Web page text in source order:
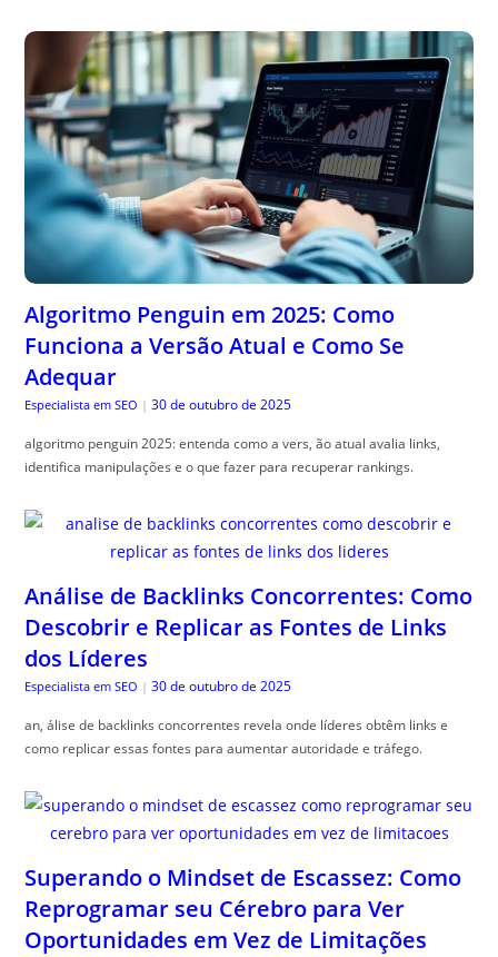
Algoritmo Penguin em 2025: Como
Funciona a Versão Atual e Como Se
Adequar
Especialista em SEO | 30 de outubro de 2025
algoritmo penguin 2025: entenda como a vers, ão atual avalia links,
identifica manipulações e o que fazer para recuperar rankings.
Análise de Backlinks Concorrentes: Como
Descobrir e Replicar as Fontes de Links
dos Líderes
Especialista em SEO | 30 de outubro de 2025
an, álise de backlinks concorrentes revela onde líderes obtêm links e
como replicar essas fontes para aumentar autoridade e tráfego.
Superando o Mindset de Escassez: Como
Reprogramar seu Cérebro para Ver
Oportunidades em Vez de Limitações